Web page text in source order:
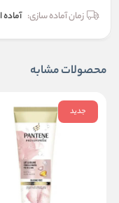
زمان آماده سازی: آماده
محصولات مشابه
جدید